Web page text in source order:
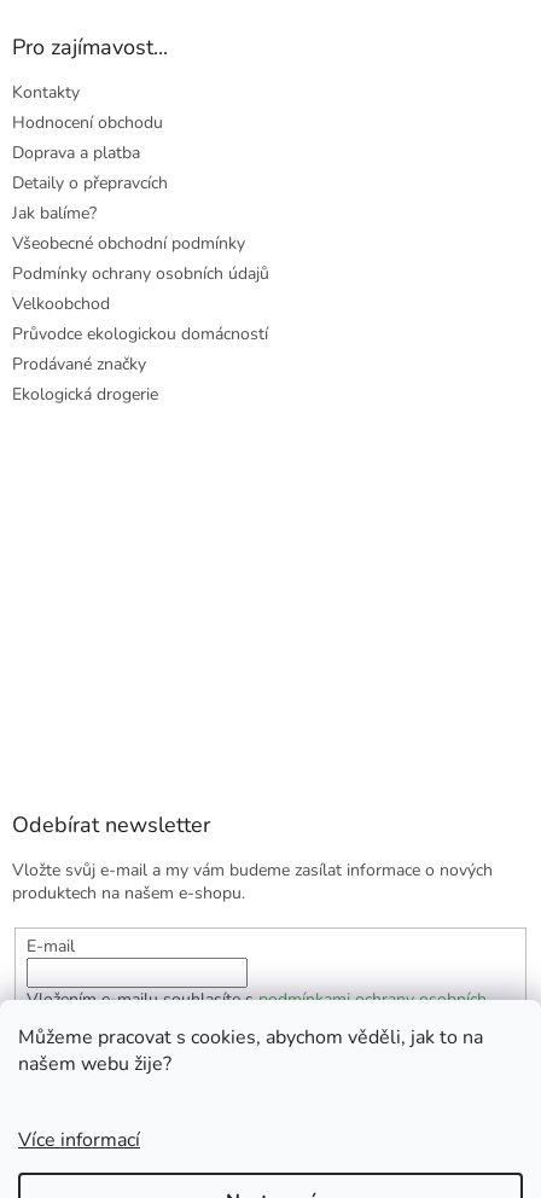
Můžeme pracovat s cookies, abychom věděli, jak to na
našem webu žije?
Více informací
Pro zajímavost...
Kontakty
Hodnocení obchodu
Doprava a platba
Detaily o přepravcích
Jak balíme?
Všeobecné obchodní podmínky
Podmínky ochrany osobních údajů
Velkoobchod
Průvodce ekologickou domácností
Prodávané značky
Ekologická drogerie
Odebírat newsletter
Vložte svůj e-mail a my vám budeme zasílat informace o nových
produktech na našem e-shopu.
E-mail
Vložením e-mailu souhlasíte spodmínkami ochrany osobních
údajů
PŘIHLÁSIT SE